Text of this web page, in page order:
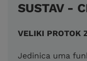
SUSTAV -
VELIKI PROTOK
Jedinica uma